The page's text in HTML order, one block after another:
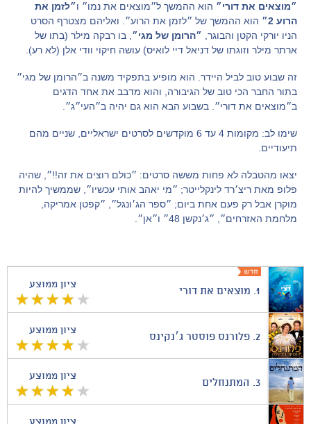
״מוצאים את דורי״ הוא ההמשך ל״מוצאים את נמו״ ו״לזמן את
הרוע 2״
הוא ההמשך של ״לזמן את הרוע״. ואליהם מצטרף הסרט
הניו יורקי הקטן והבוגר, ״הרומן של מגי״ , בו רבקה מילר (בתו של
ארתר מילר וזוגתו של דניאל דיי לואיס) עושה חיקוי וודי אלן (לא רע).
זה שבוע טוב לביל היידר. הוא מופיע בתפקיד משנה ב״הרומן של מגי״
בתור החבר הכי טוב של הגיבורה, והוא מדבב את אחד הדגים
ב״מוצאים את דורי״. בשבוע הבא הוא גם יהיה ב״העי״ג״.
שימו לב: מקומות 4 עד 6 מוקדשים לסרטים ישראליים, שניים מהם
תיעודיים.
יצאו מהטבלה לא פחות מששה סרטים: ״כולם רוצים את זה!!״, שהיה
פלופ מאת ריצ׳רד לינקלייטר; ״מי יאהב אותי עכשיו״, שממשיך להיות
מוקרן אבל רק פעם אחת ביום; ״ספר הג׳ונגל״, ״קפטן אמריקה,
מלחמת האזרחים״, ״ג׳נקשן 48״ ו״אן״.
ציון ממוצע
1. מוצאים את דורי
ציון ממוצע
2. פלורנס פוסטר ג׳נקינס
ציון ממוצע
3. המתנחלים